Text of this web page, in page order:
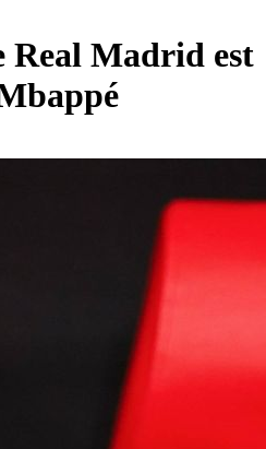
Real Madrid est